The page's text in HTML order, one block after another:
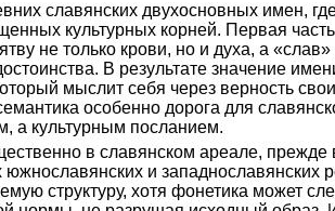
славянских двухосновных имен,
культурных корней. Первая
не только крови, но и духа, а
В результате значение
мыслит себя через верность
особенно дорога для
а культурным посланием.
в славянском ареале, прежде
и западнославянских
структуру, хотя фонетика может